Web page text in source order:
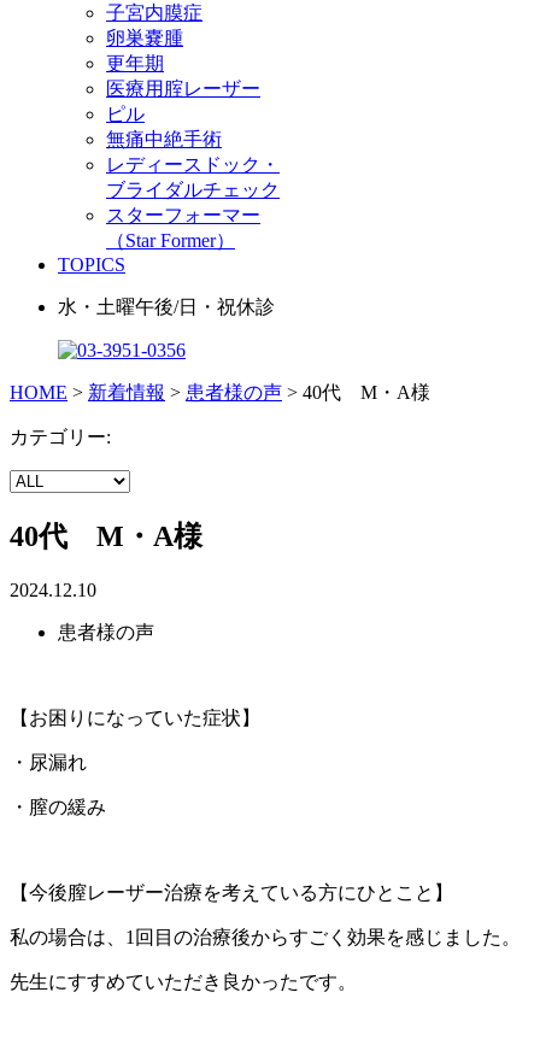
子宮内膜症
卵巣嚢腫
更年期
医療用腟レーザー
ピル
無痛中絶手術
レディースドック・
ブライダルチェック
スターフォーマー
（Star Former）
TOPICS
水・土曜午後/日・祝休診
HOME > 新着情報 > 患者様の声 > 40代 M・A様
カテゴリー:
40代 M・A様
2024.12.10
患者様の声
【お困りになっていた症状】
・尿漏れ
・膣の緩み
【今後膣レーザー治療を考えている方にひとこと】
私の場合は、1回目の治療後からすごく効果を感じました。
先生にすすめていただき良かったです。